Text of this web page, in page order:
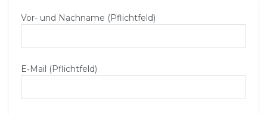
Vor- und Nachname (Pflichtfeld)
E‑Mail (Pflichtfeld)